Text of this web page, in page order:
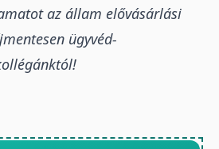
az állam elővásárlási
ügyvéd-